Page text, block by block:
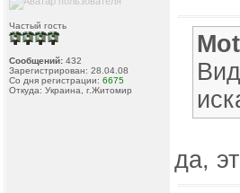
Частый гость
Сообщений: 432
Зарегистрирован: 28.04.08
Со дня регистрации: 6675
Откуда: Украина, г.Житомир
да,